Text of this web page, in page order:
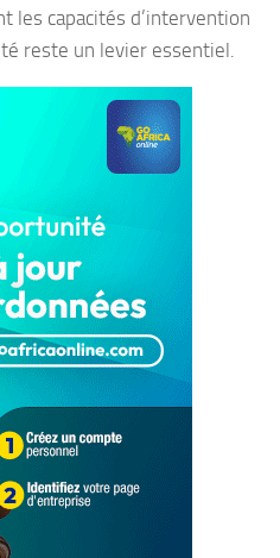
les capacités d’intervention
reste un levier essentiel.